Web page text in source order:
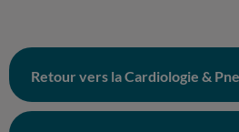
Retour vers la Cardiologie &